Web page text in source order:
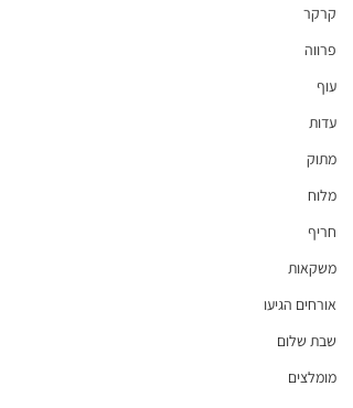
קרקר
פרווה
עוף
עדות
מתוק
מלוח
חריף
משקאות
אורחים הגיעו
שבת שלום
מומלצים